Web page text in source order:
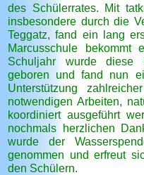
des Schülerrates. Mit
insbesondere durch die
Teggatz, fand ein lang
Marcusschule bekommt
Schuljahr wurde diese
geboren und fand nun
Unterstützung
notwendigen Arbeiten,
koordiniert ausgeführt
nochmals herzlichen
wurde der
genommen und erfreut
den Schülern.